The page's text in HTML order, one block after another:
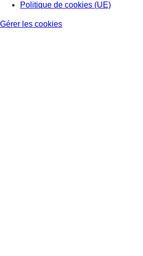
Politique de cookies (UE)
Gérer les cookies